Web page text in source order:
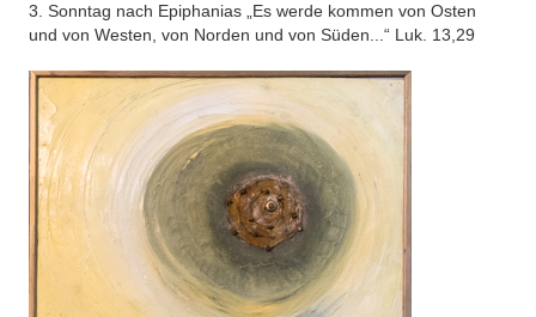
3. Sonntag nach Epiphanias „Es werde kommen von Osten
und von Westen, von Norden und von Süden...“ Luk. 13,29